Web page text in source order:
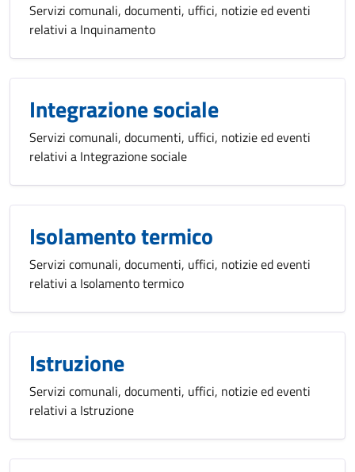
Servizi comunali, documenti, uffici, notizie ed eventi
relativi a Inquinamento
Integrazione sociale
Servizi comunali, documenti, uffici, notizie ed eventi
relativi a Integrazione sociale
Isolamento termico
Servizi comunali, documenti, uffici, notizie ed eventi
relativi a Isolamento termico
Istruzione
Servizi comunali, documenti, uffici, notizie ed eventi
relativi a Istruzione